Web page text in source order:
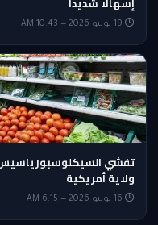
ولاية أمريكية